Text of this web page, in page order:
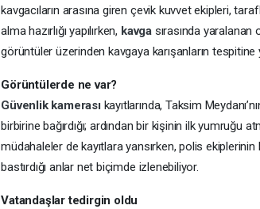
kavgacıların arasına giren çevik kuvvet ekipleri,
alma hazırlığı yapılırken, kavga sırasında yaralanan
görüntüler üzerinden kavgaya karışanların tespitine
Görüntülerde ne var?
Güvenlik kamerası kayıtlarında, Taksim
birbirine bağırdığı; ardından bir kişinin ilk yumruğu
müdahaleler de kayıtlara yansırken, polis ekiplerinin
bastırdığı anlar net biçimde izlenebiliyor.
Vatandaşlar tedirgin oldu